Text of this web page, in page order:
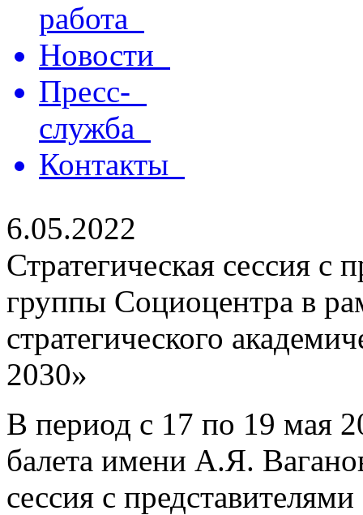
работа
Новости
Пресс-
служба
Контакты
6.05.2022
Стратегическая сессия с
группы Социоцентра в
стратегического
2030»
В период с 17 по 19 мая
балета имени А.Я.
сессия с